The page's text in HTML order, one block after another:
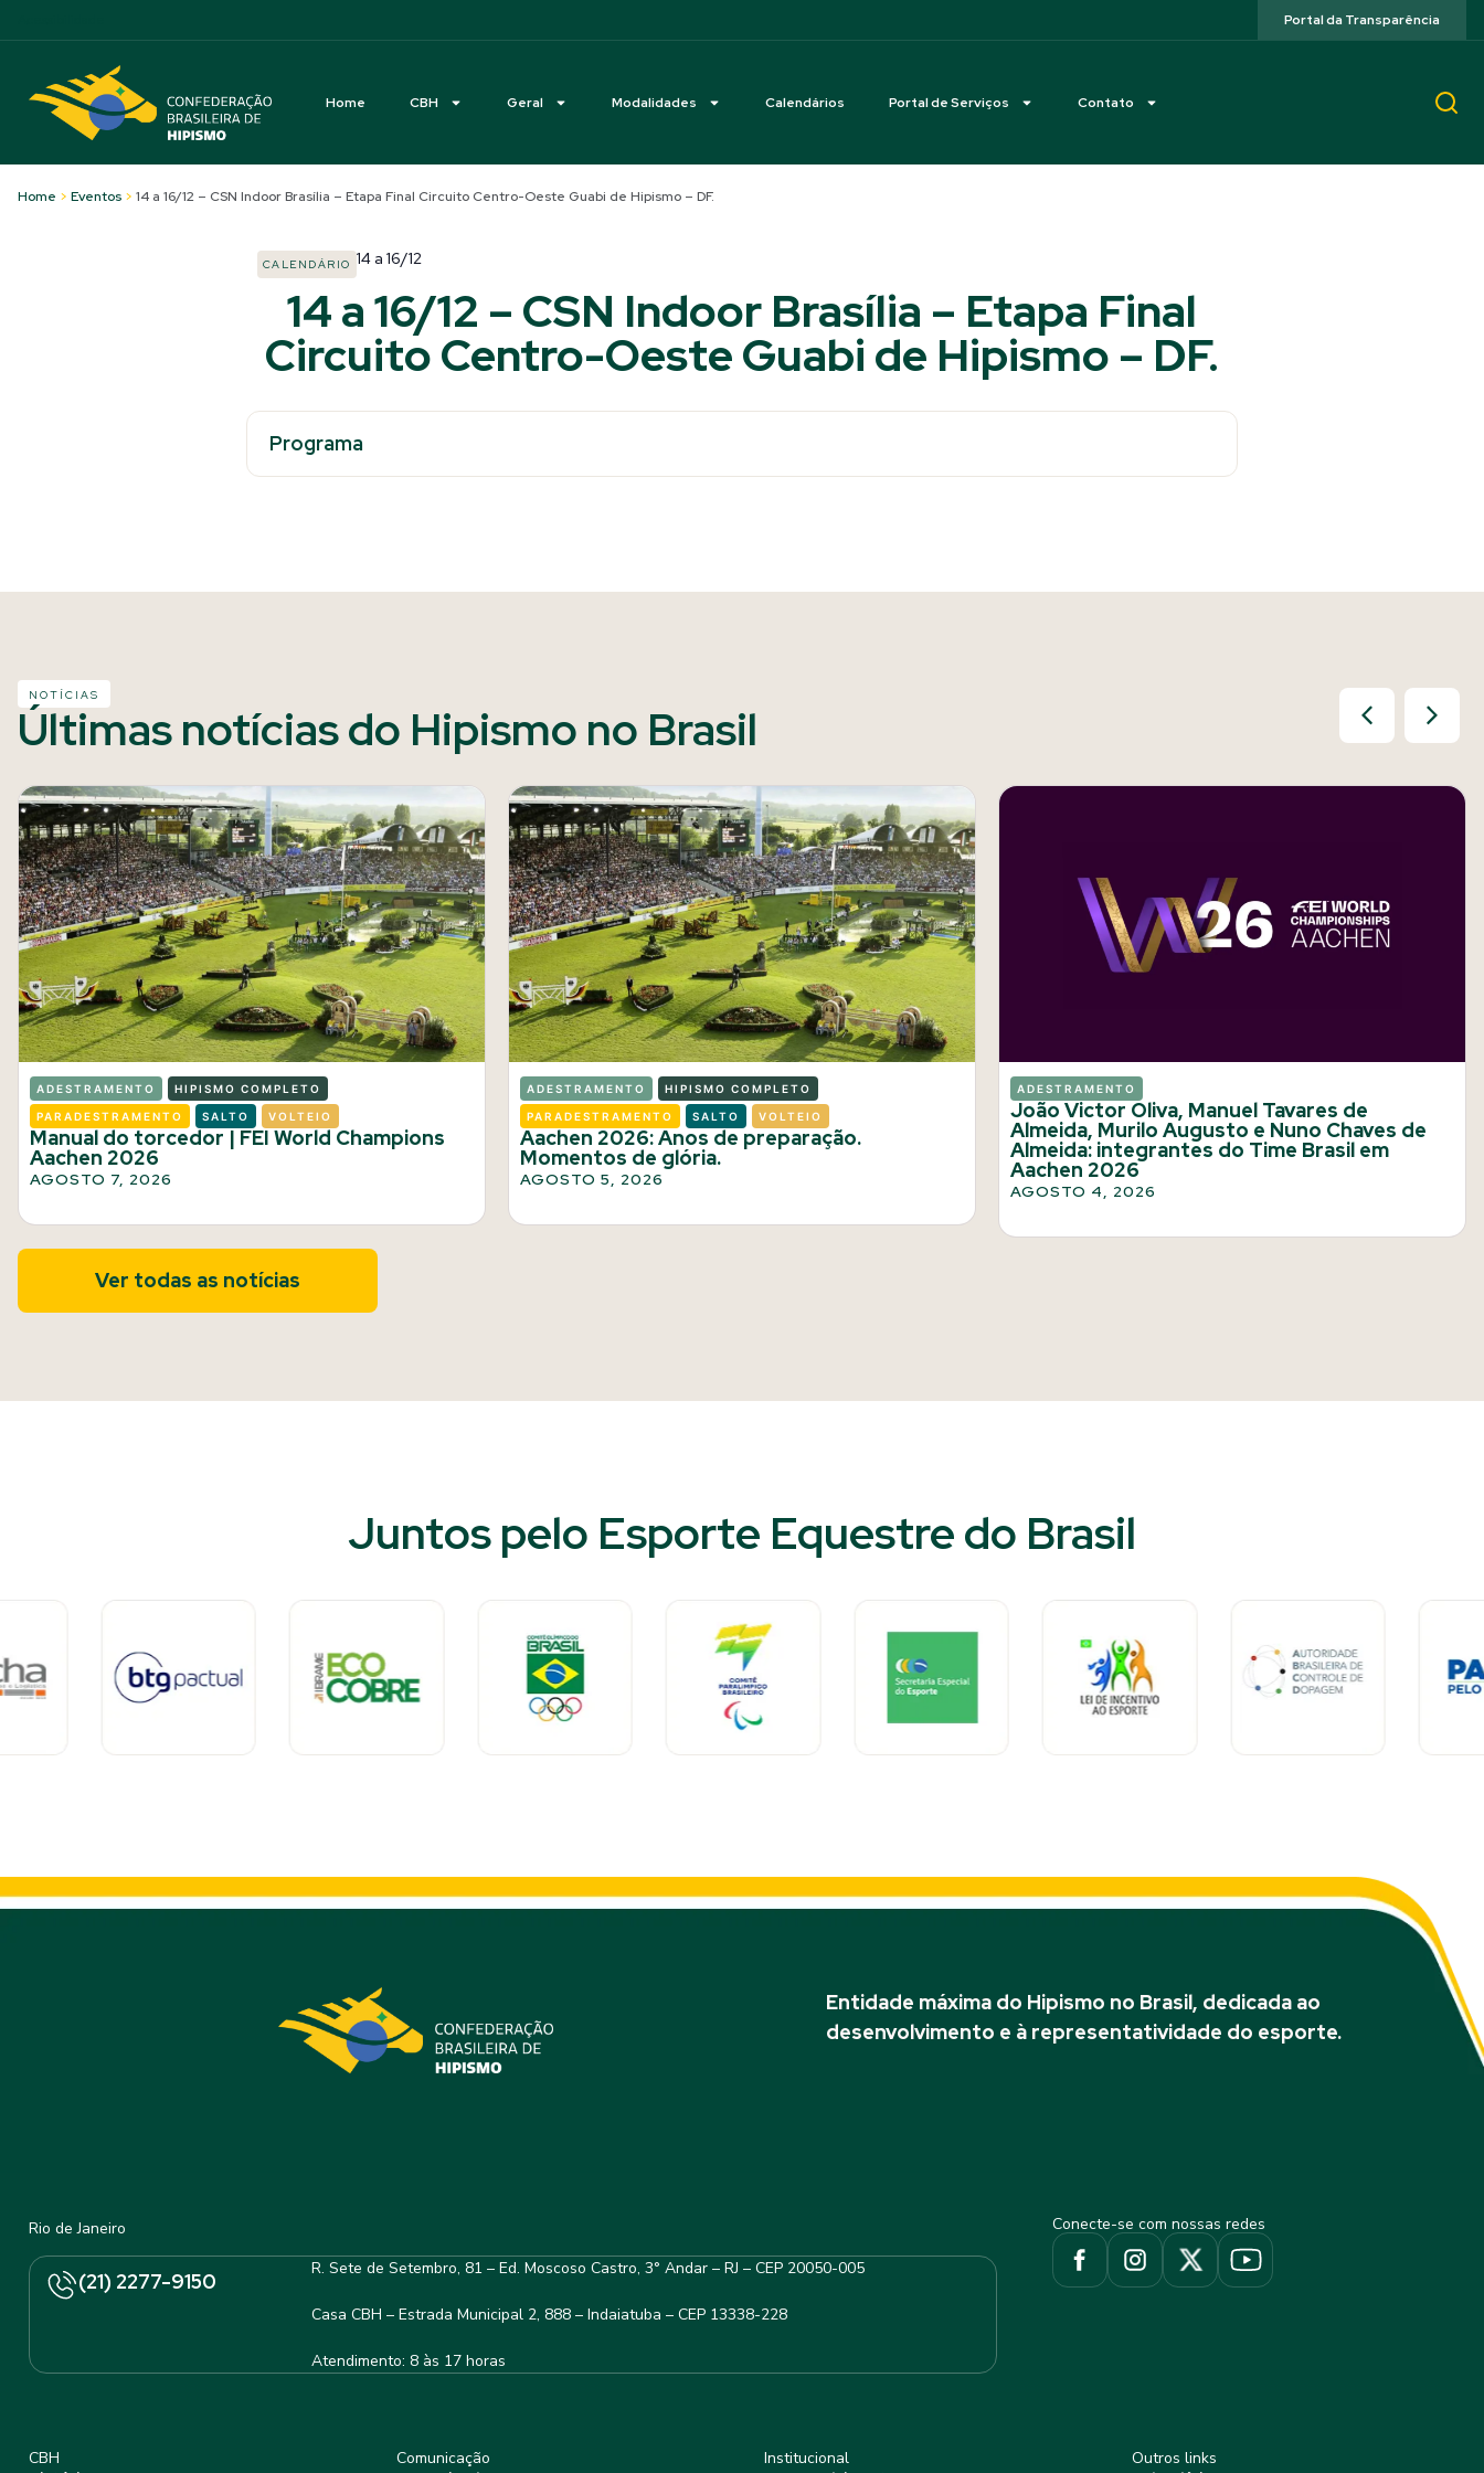
Portal da Transparência
Home CBH Geral Modalidades Calendários Portal de Serviços Contato
Home > Eventos > 14 a 16/12 – CSN Indoor Brasília – Etapa Final Circuito Centro-Oeste Guabi de Hipismo – DF.
CALENDÁRIO 14 a 16/12
14 a 16/12 – CSN Indoor Brasília – Etapa Final
Circuito Centro-Oeste Guabi de Hipismo – DF.
Programa
NOTÍCIAS
Últimas notícias do Hipismo no Brasil
ADESTRAMENTO HIPISMO COMPLETO
PARADESTRAMENTO SALTO VOLTEIO
Manual do torcedor | FEI World Champions
Aachen 2026
AGOSTO 7, 2026
ADESTRAMENTO HIPISMO COMPLETO
PARADESTRAMENTO SALTO VOLTEIO
Aachen 2026: Anos de preparação.
Momentos de glória.
AGOSTO 5, 2026
ADESTRAMENTO
João Victor Oliva, Manuel Tavares de
Almeida, Murilo Augusto e Nuno Chaves de
Almeida: integrantes do Time Brasil em
Aachen 2026
AGOSTO 4, 2026
Ver todas as notícias
Juntos pelo Esporte Equestre do Brasil​
Entidade máxima do Hipismo no Brasil, dedicada ao
desenvolvimento e à representatividade do esporte.
Rio de Janeiro
(21) 2277-9150
R. Sete de Setembro, 81 – Ed. Moscoso Castro, 3° Andar – RJ – CEP 20050-005
Casa CBH – Estrada Municipal 2, 888 – Indaiatuba – CEP 13338-228
Atendimento: 8 às 17 horas
Conecte-se com nossas redes
CBH Comunicação Institucional Outros links